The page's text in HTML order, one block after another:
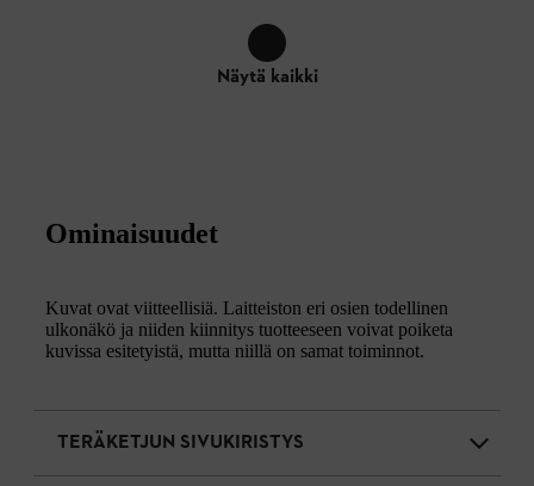
Näytä kaikki
Ominaisuudet
Kuvat ovat viitteellisiä. Laitteiston eri osien todellinen
ulkonäkö ja niiden kiinnitys tuotteeseen voivat poiketa
kuvissa esitetyistä, mutta niillä on samat toiminnot.
TERÄKETJUN SIVUKIRISTYS